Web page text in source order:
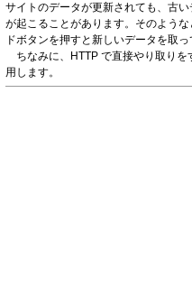
サイトのデータが更新されても、古
が起こることがあります。そのよう
ドボタンを押すと新しいデータを取っ
ちなみに、HTTP で直接やり取りを
用します。